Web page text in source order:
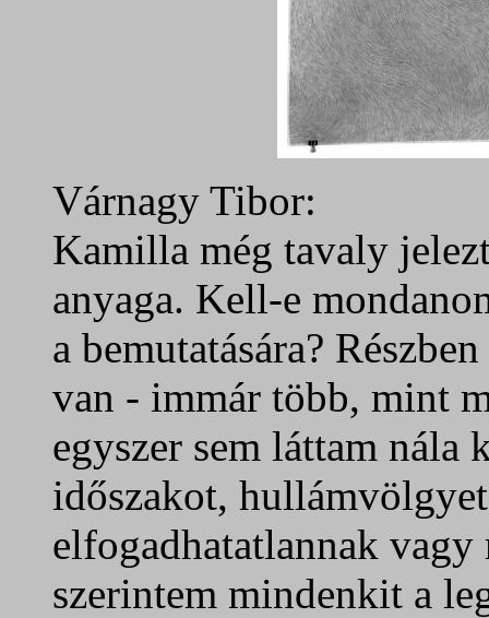
Várnagy Tibor:
Kamilla még tavaly
anyaga. Kell-e
a bemutatására?
van - immár több, mint
egyszer sem láttam nála
időszakot,
elfogadhatatlannak vagy
szerintem mindenkit a